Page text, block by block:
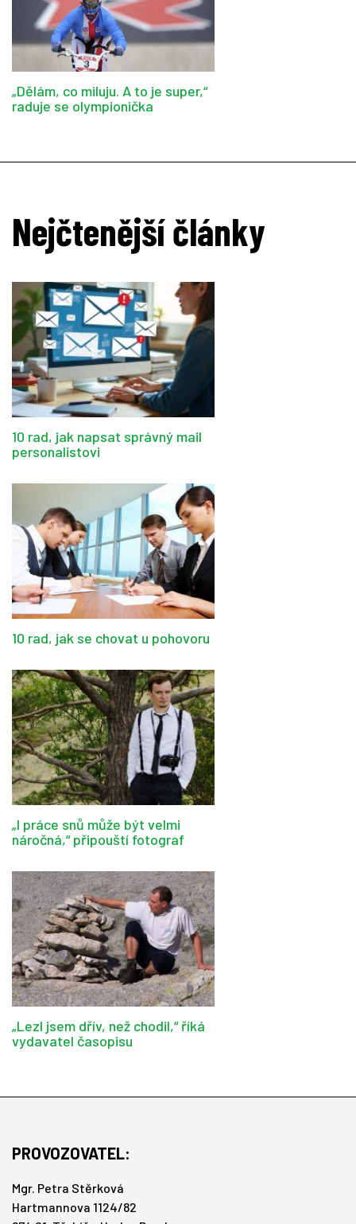
„Dělám, co miluju. A to je super,“
raduje se olympionička
Nejčtenější články
10 rad, jak napsat správný mail
personalistovi
10 rad, jak se chovat u pohovoru
„I práce snů může být velmi
náročná,“ připouští fotograf
„Lezl jsem dřív, než chodil,“ říká
vydavatel časopisu
PROVOZOVATEL:
Mgr. Petra Stěrková
Hartmannova 1124/82